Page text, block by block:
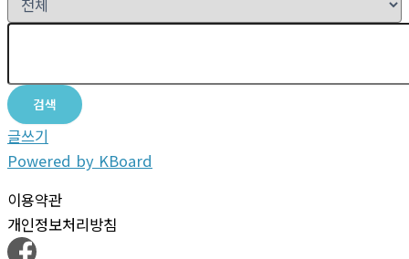
검색
글쓰기
Powered by KBoard
이용약관
개인정보처리방침